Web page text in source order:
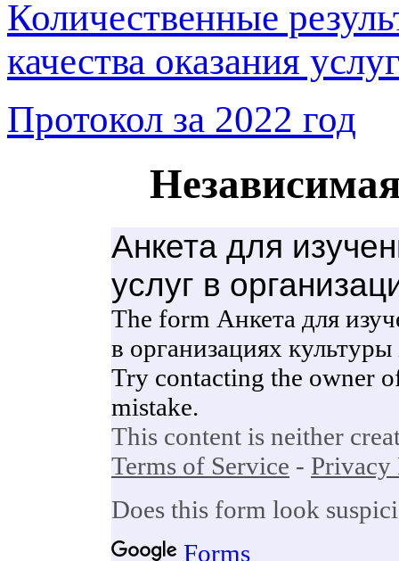
Количественные
качества оказания
Протокол за 2022 год